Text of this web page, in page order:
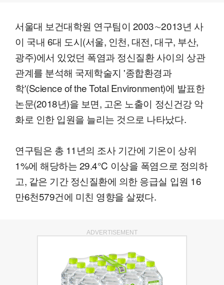
서울대 보건대학원 연구팀이 2003∼2013년 사
이 국내 6대 도시(서울, 인천, 대전, 대구, 부산,
광주)에서 있었던 폭염과 정신질환 사이의 상관
관계를 분석해 국제학술지 '종합환경과
학'(Science of the Total Environment)에 발표한
논문(2018년)을 보면, 고온 노출이 정신건강 악
화로 인한 입원을 늘리는 것으로 나타났다.
연구팀은 총 11년의 조사 기간에 기온이 상위
1%에 해당하는 29.4℃ 이상을 폭염으로 정의하
고, 같은 기간 정신질환에 의한 응급실 입원 16
만6천579건에 미친 영향을 살폈다.
ADVERTISEMENT